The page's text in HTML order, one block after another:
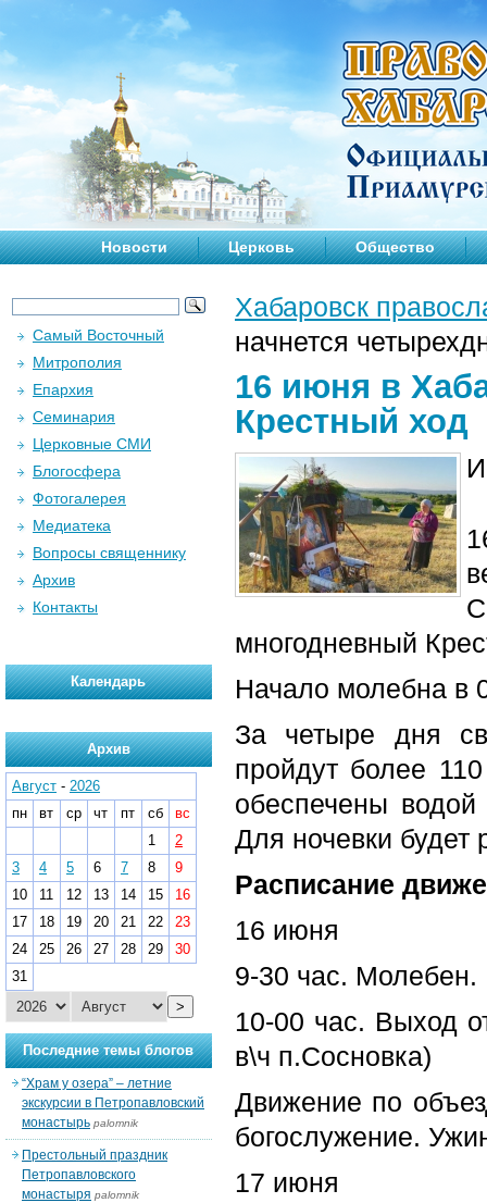
Новости Церковь Общество
Хабаровск
начнется
16 июня в
Крестный ход
многодневный
Начало молебна в
За четыре дня
пройдут более
обеспечены
Для ночевки будет
Расписание
16 июня
9-30 час. Молебен.
10-00 час. Выход
в\ч п.Сосновка)
Движение по
богослужение.
17 июня
Самый Восточный
Митрополия
Епархия
Семинария
Церковные СМИ
Блогосфера
Фотогалерея
Медиатека
Вопросы священнику
Архив
Контакты
Календарь
Архив
Август - 2026
пн
вт ср чт пт сб
вс
1
2
3
4 5 6 7 8
9
10
11 12 13 14 15
16
17
18 19 20 21 22
23
24
25 26 27 28 29
30
31
>
Последние темы блогов
“Храм у озера” – летние
экскурсии в Петропавловский
монастырь palomnik
Престольный праздник
Петропавловского
монастыря palomnik